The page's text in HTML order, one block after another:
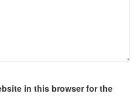
in this browser for the